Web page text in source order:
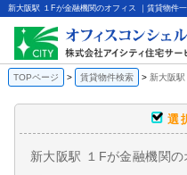
新大阪駅 １Fが金融機関のオフィス ｜賃貸物件
TOPページ 賃貸物件検索 新大阪
選
新大阪駅 １Fが金融機関